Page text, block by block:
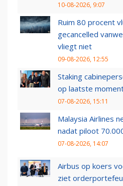
10-08-2026, 9:07
Ruim 80 procent
gecancelled
vliegt niet
09-08-2026, 12:55
Staking
op laatste
07-08-2026, 15:11
Malaysia Airlines
nadat piloot
07-08-2026, 14:07
Airbus op koers
ziet